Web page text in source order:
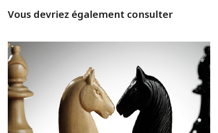
Vous devriez également consulter